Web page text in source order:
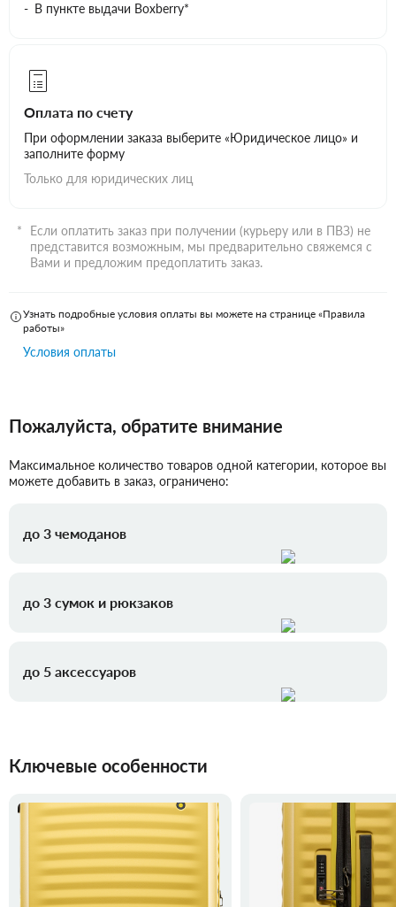
В пункте выдачи Boxberry*
Оплата по счету
При оформлении заказа выберите «Юридическое лицо» и
заполните форму
Только для юридических лиц
Если оплатить заказ при получении (курьеру или в ПВЗ) не
представится возможным, мы предварительно свяжемся с
Вами и предложим предоплатить заказ.
Узнать подробные условия оплаты вы можете на странице «Правила
работы»
Условия оплаты
Пожалуйста, обратите внимание
Максимальное количество товаров одной категории, которое вы
можете добавить в заказ, ограничено:
до 3 чемоданов
до 3 сумок и рюкзаков
до 5 аксессуаров
Ключевые особенности